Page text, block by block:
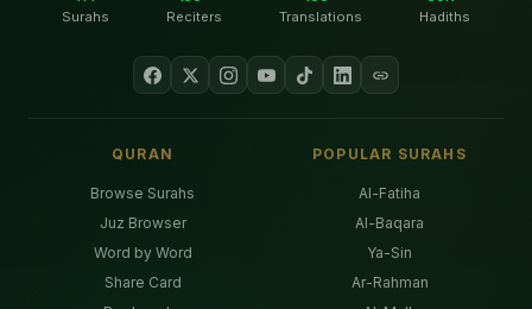
Surahs
Reciters
Translations
Hadiths
QURAN
Browse Surahs
Juz Browser
Word by Word
Share Card
POPULAR SURAHS
Al-Fatiha
Al-Baqara
Ya-Sin
Ar-Rahman